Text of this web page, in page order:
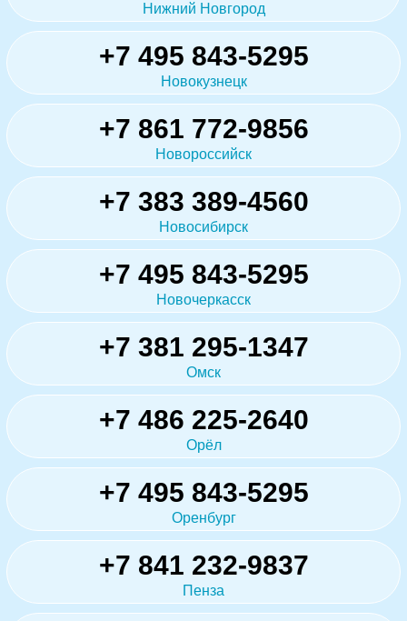
Нижний Новгород
+7 495 843-5295
Новокузнецк
+7 861 772-9856
Новороссийск
+7 383 389-4560
Новосибирск
+7 495 843-5295
Новочеркасск
+7 381 295-1347
Омск
+7 486 225-2640
Орёл
+7 495 843-5295
Оренбург
+7 841 232-9837
Пенза